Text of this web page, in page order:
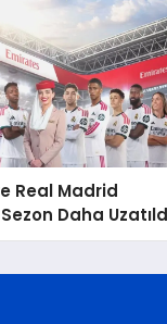
Real Madrid
Daha